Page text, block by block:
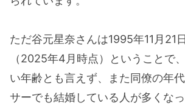
ただ谷元星奈さんは1995年11月21
（2025年4月時点）ということで
い年齢とも言えず、また同僚の年
サーでも結婚している人が多くな